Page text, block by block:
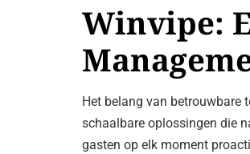
Winvipe:
Het belang van betrouwbare
schaalbare oplossingen die
gasten op elk moment